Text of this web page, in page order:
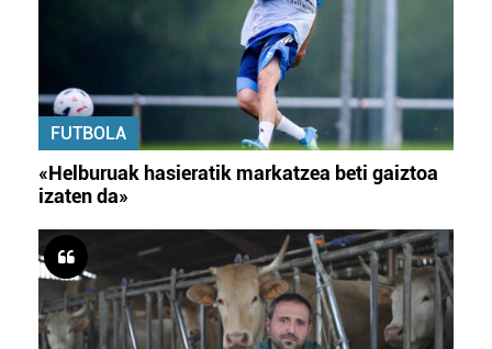
FUTBOLA
«Helburuak hasieratik markatzea beti gaiztoa
izaten da»